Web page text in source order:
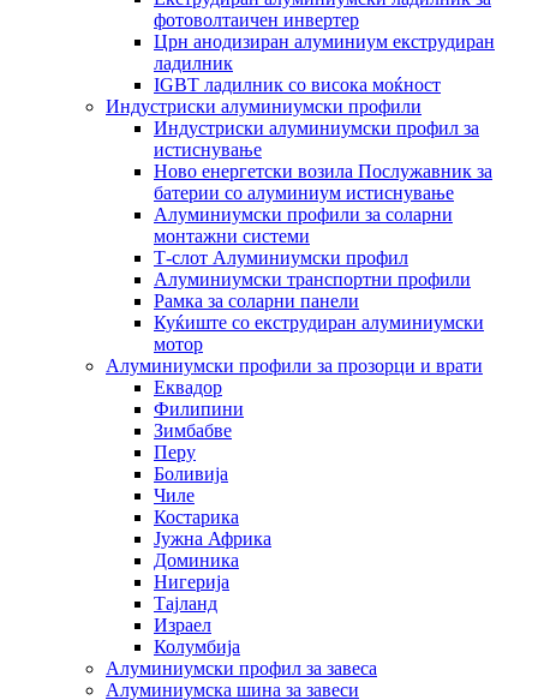
фотоволтаичен инвертер
Црн анодизиран алуминиум екструдиран
ладилник
IGBT ладилник со висока моќност
Индустриски алуминиумски профили
Индустриски алуминиумски профил за
истиснување
Ново енергетски возила Послужавник за
батерии со алуминиум истиснување
Алуминиумски профили за соларни
монтажни системи
Т-слот Алуминиумски профил
Алуминиумски транспортни профили
Рамка за соларни панели
Куќиште со екструдиран алуминиумски
мотор
Алуминиумски профили за прозорци и врати
Еквадор
Филипини
Зимбабве
Перу
Боливија
Чиле
Костарика
Јужна Африка
Доминика
Нигерија
Тајланд
Израел
Колумбија
Алуминиумски профил за завеса
Алуминиумска шина за завеси